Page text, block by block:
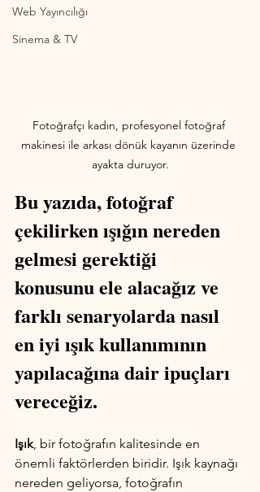
Web Yayıncılığı
Sinema & TV
Fotoğrafçı kadın, profesyonel fotoğraf
makinesi ile arkası dönük kayanın üzerinde
ayakta duruyor.
Bu yazıda, fotoğraf
çekilirken ışığın nereden
gelmesi gerektiği
konusunu ele alacağız ve
farklı senaryolarda nasıl
en iyi ışık kullanımının
yapılacağına dair ipuçları
vereceğiz.
Işık, bir fotoğrafın kalitesinde en
önemli faktörlerden biridir. Işık kaynağı
nereden geliyorsa, fotoğrafın